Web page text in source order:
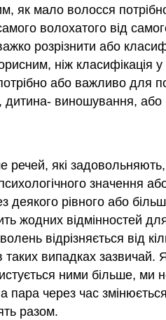
як мало волосся
волохатого від
розрізнити або
ніж класифікація
або важливо для
виношування, або
які
значення
деякого рівного або
відмінностей для
відрізняється від
в таких випадках
ними більше, ми
через час
разом.